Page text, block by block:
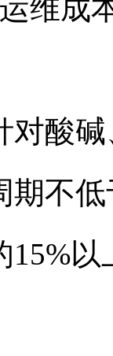
维成
对酸
期不
15%以